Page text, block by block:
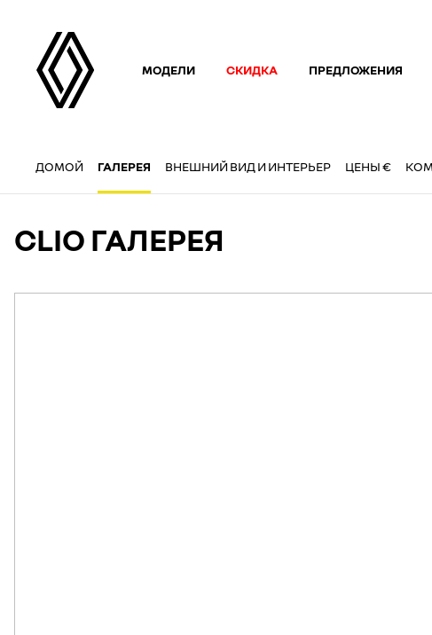
МОДЕЛИ СКИДКА ПРЕДЛОЖЕНИЯ
ДОМОЙ ГАЛЕРЕЯ ВНЕШНИЙ ВИД И ИНТЕРЬЕР ЦЕНЫ €
CLIO ГАЛЕРЕЯ